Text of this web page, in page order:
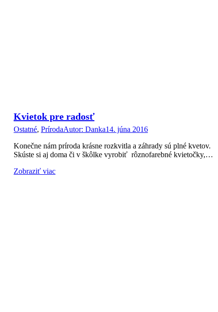
Kvietok pre radosť
Ostatné, PrírodaAutor: Danka14. júna 2016
Konečne nám príroda krásne rozkvitla a záhrady sú plné kvetov.
Skúste si aj doma či v škôlke vyrobiť rôznofarebné kvietočky,…
Zobraziť viac